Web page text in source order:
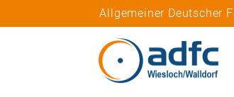
Allgemeiner Deutscher